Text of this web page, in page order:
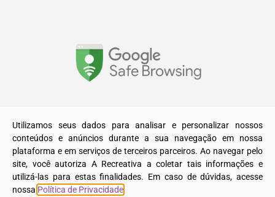
© 2025. Todos os direitos reservados a A Recreativa LTDA.
Utilizamos seus dados para analisar e personalizar nossos
conteúdos e anúncios durante a sua navegação em nossa
plataforma e em serviços de terceiros parceiros. Ao navegar pelo
site, você autoriza A Recreativa a coletar tais informações e
utilizá-las para estas finalidades. Em caso de dúvidas, acesse
nossa Política de Privacidade